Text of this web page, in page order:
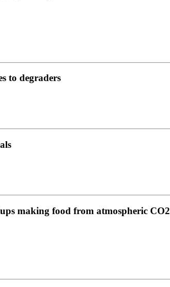
to degraders
making food from atmospheric CO2